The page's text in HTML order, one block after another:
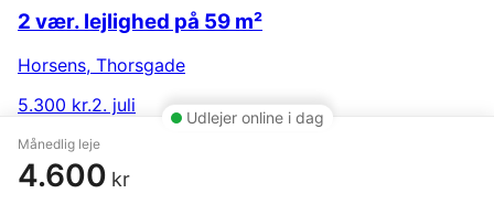
Udlejer online i dag
Månedlig leje
4.600 kr
2 vær. lejlighed på 59 m²
Horsens, Thorsgade
5.300 kr.2. juli